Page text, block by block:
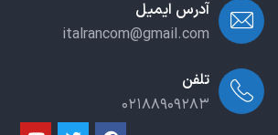
آدرس ایمیل
italrancom@gmail.com
تلفن
۰۲۱۸۸۹۰۹۲۸۳